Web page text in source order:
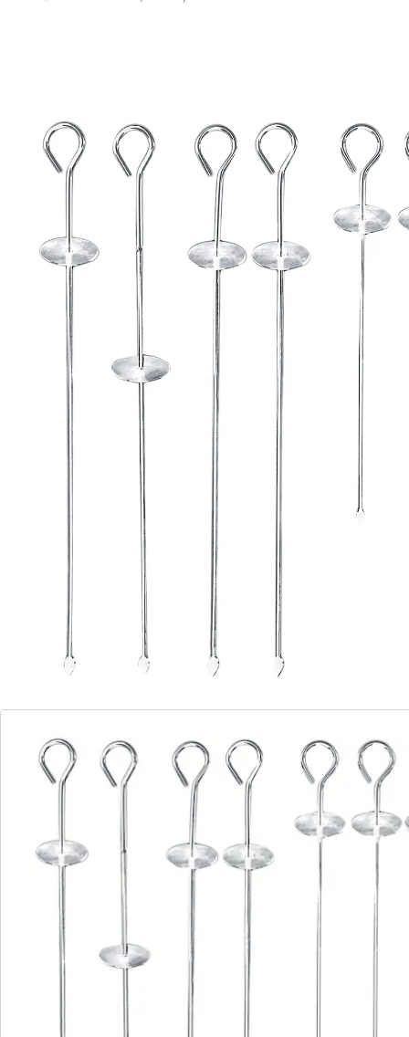
TVA incluse, plusFrais d'expédition
Dans le Panier
Livrable immédiatement sous 3-4 jours ouvrés
Découvrez cette incroyable polyvalence pour les
grillades!
Racloir intégré pour détacher facilement
Passe au lave-vaisselle
robuste et durable
Avec ces pics à grillades polyvalents, profitez encore
plus du barbecue! Profitez de brochettes de viande ou
de légumes: ces pics s’adaptent à tous les aliments.
Leur conception permet de retirer facilement votre
grillade du pic. De plus, vous pouvez les passer au lave-
vaisselle, et ils vous convaincront par leur robustesse
et leur durabilité. Offrez-vous des grillades en toute
simplicité!
Détails
Informations et fabricant
Commande directe